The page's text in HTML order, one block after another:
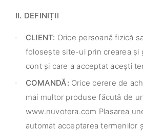
II. DEFINIȚII
CLIENT: Orice persoană fizică
folosește site-ul prin crearea și
cont și care a acceptat acești
COMANDĂ: Orice cerere de
mai multor produse făcută de
www.nuvotera.com Plasarea
automat acceptarea termenilor